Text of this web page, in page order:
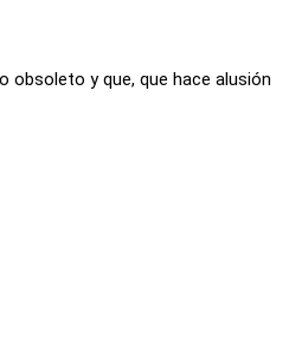
obsoleto y que, que hace alusión